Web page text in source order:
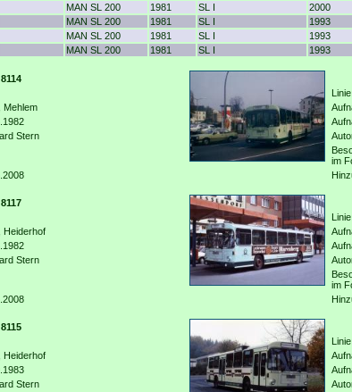
MAN SL 200 1981 SL I
2000
MAN SL 200 1981 SL I
1993
MAN SL 200 1981 SL I
1993
MAN SL 200 1981 SL I 1993
Mehlem
Stern
Linie:
im
Heiderhof
Stern
Linie:
im
Heiderhof
Stern
Linie: